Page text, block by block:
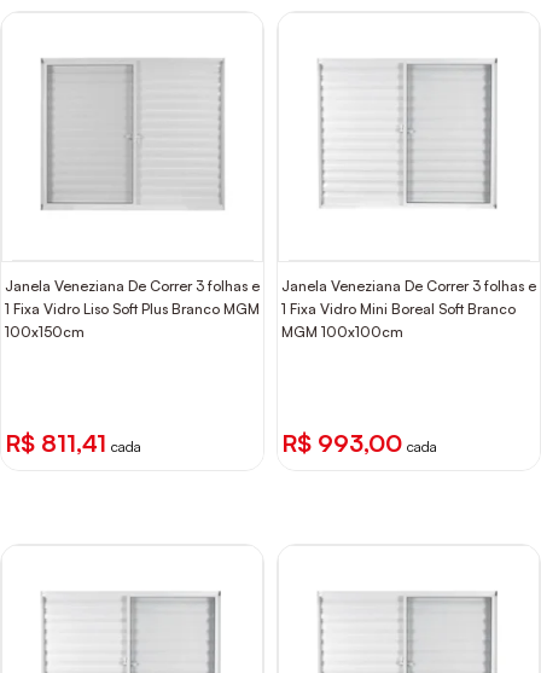
Janela Veneziana De Correr 3 folhas e
1 Fixa Vidro Liso Soft Plus Branco MGM
100x150cm
R$ 811,41 cada
Janela Veneziana De Correr 3 folhas e
1 Fixa Vidro Mini Boreal Soft Branco
MGM 100x100cm
R$ 993,00 cada